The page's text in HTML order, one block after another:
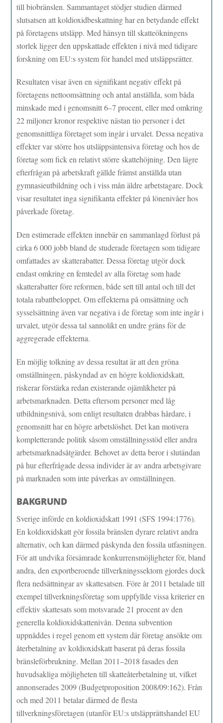
till biobränslen. Sammantaget stödjer studien därmed
slutsatsen att koldioxidbeskattning har en betydande effekt
på företagens utsläpp. Med hänsyn till skatteökningens
storlek ligger den uppskattade effekten i nivå med tidigare
forskning om EU:s system för handel med utsläppsrätter.
Resultaten visar även en signifikant negativ effekt på
företagens nettoomsättning och antal anställda, som båda
minskade med i genomsnitt 6–7 procent, eller med omkring
22 miljoner kronor respektive nästan tio personer i det
genomsnittliga företaget som ingår i urvalet. Dessa negativa
effekter var större hos utsläppsintensiva företag och hos de
företag som fick en relativt större skattehöjning. Den lägre
efterfrågan på arbetskraft gällde främst anställda utan
gymnasieutbildning och i viss mån äldre arbetstagare. Dock
visar resultatet inga signifikanta effekter på lönenivåer hos
påverkade företag.
Den estimerade effekten innebär en sammanlagd förlust på
cirka 6 000 jobb bland de studerade företagen som tidigare
omfattades av skatterabatter. Dessa företag utgör dock
endast omkring en femtedel av alla företag som hade
skatterabatter före reformen, både sett till antal och till det
totala rabattbeloppet. Om effekterna på omsättning och
sysselsättning även var negativa i de företag som inte ingår i
urvalet, utgör dessa tal sannolikt en undre gräns för de
aggregerade effekterna.
En möjlig tolkning av dessa resultat är att den gröna
omställningen, påskyndad av en högre koldioxidskatt,
riskerar förstärka redan existerande ojämlikheter på
arbetsmarknaden. Detta eftersom personer med låg
utbildningsnivå, som enligt resultaten drabbas hårdare, i
genomsnitt har en högre arbetslöshet. Det kan motivera
kompletterande politik såsom omställningsstöd eller andra
arbetsmarknadsåtgärder. Behovet av detta beror i slutändan
på hur efterfrågade dessa individer är av andra arbetsgivare
på marknaden som inte påverkas av omställningen.
BAKGRUND
Sverige införde en koldioxidskatt 1991 (SFS 1994:1776).
En koldioxidskatt gör fossila bränslen dyrare relativt andra
alternativ, och kan därmed påskynda den fossila utfasningen.
För att undvika försämrade konkurrensmöjligheter för, bland
andra, den exportberoende tillverkningssektorn gjordes dock
flera nedsättningar av skattesatsen. Före år 2011 betalade till
exempel tillverkningsföretag som uppfyllde vissa kriterier en
effektiv skattesats som motsvarade 21 procent av den
generella koldioxidskattenivån. Denna subvention
uppnåddes i regel genom ett system där företag ansökte om
återbetalning av koldioxidskatt baserat på deras fossila
bränsleförbrukning. Mellan 2011–2018 fasades den
huvudsakliga möjligheten till skatteåterbetalning ut, vilket
annonserades 2009 (Budgetproposition 2008/09:162). Från
och med 2011 betalar därmed de flesta
tillverkningsföretagen (utanför EU:s utsläpprättshandel EU